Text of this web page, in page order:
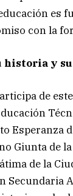
es
con la
historia y
de
Esperanza
Giunta de
de la
Secundaria